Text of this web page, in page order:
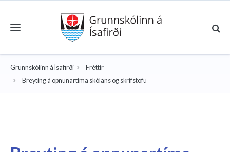
Toggle navigation
Grunnskólinn á Ísafirði
Fréttir
Breyting á opnunartíma skólans og skrifstofu